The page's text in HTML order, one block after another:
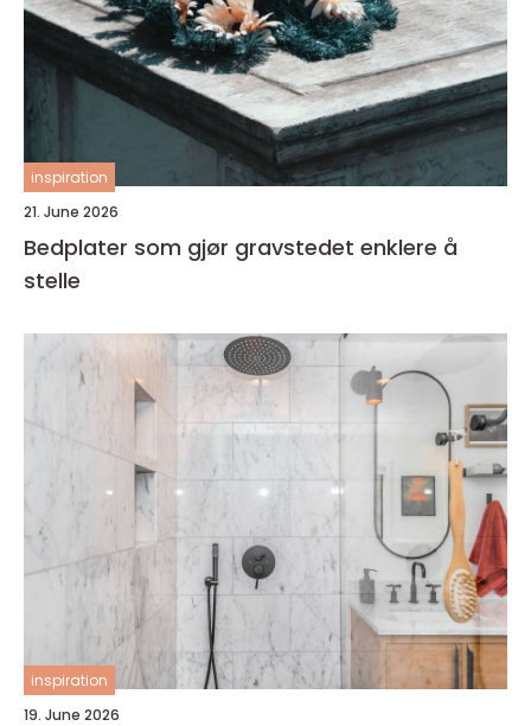
inspiration
21. June 2026
Bedplater som gjør gravstedet enklere å
stelle
inspiration
19. June 2026